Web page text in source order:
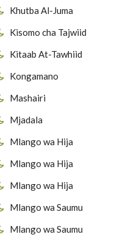
Khutba Al-Juma
Kisomo cha Tajwiid
Kitaab At-Tawhiid
Kongamano
Mashairi
Mjadala
Mlango wa Hija
Mlango wa Hija
Mlango wa Hija
Mlango wa Saumu
Mlango wa Saumu